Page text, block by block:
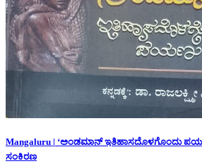
Mangaluru | ‘ಅಂಡಮಾನ್ ಇತಿಹಾಸದೊಳಗೊಂದು
ಸಂಕಿರಣ